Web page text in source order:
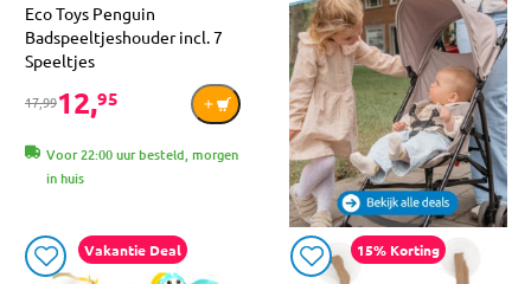
Eco Toys Penguin
Badspeeltjeshouder incl. 7
Speeltjes
17,9912,95
Voor 22:00 uur besteld, morgen
in huis
Vakantie Deal 15% Korting